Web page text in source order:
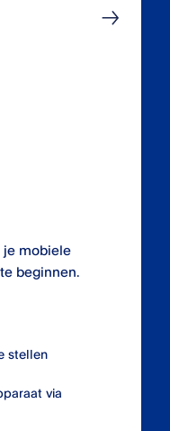
je mobiele
beginnen.
stellen
via